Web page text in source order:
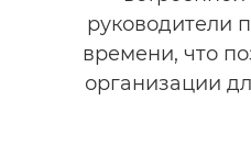
руководители
времени, что
организации